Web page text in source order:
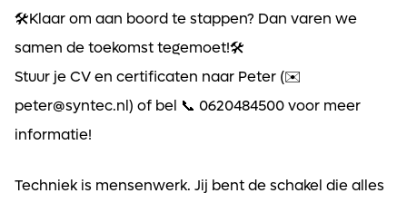
🛠Klaar om aan boord te stappen? Dan varen we
samen de toekomst tegemoet!🛠
Stuur je CV en certificaten naar Peter (✉️
peter@syntec.nl) of bel 📞 0620484500 voor meer
informatie!
Techniek is mensenwerk. Jij bent de schakel die alles
Ontvang vacatures direct in